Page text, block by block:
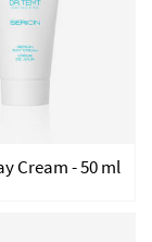
Cream - 50 ml